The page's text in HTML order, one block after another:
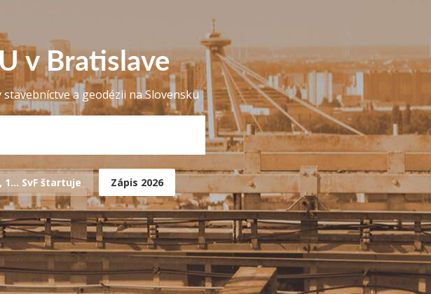
v Bratislave
a geodézii na Slovensku
1... SvF štartuje Zápis 2026